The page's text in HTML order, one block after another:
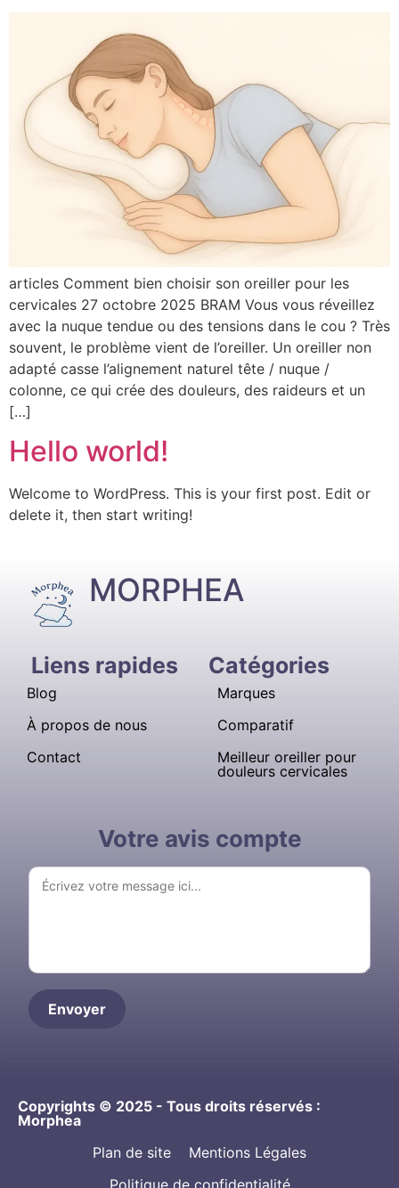
articles Comment bien choisir son oreiller pour les
cervicales 27 octobre 2025 BRAM Vous vous réveillez
avec la nuque tendue ou des tensions dans le cou ? Très
souvent, le problème vient de l’oreiller. Un oreiller non
adapté casse l’alignement naturel tête / nuque /
colonne, ce qui crée des douleurs, des raideurs et un
[…]
Hello world!
Welcome to WordPress. This is your first post. Edit or
delete it, then start writing!
MORPHEA
Liens rapides
Blog
À propos de nous
Contact
Catégories
Marques
Comparatif
Meilleur oreiller pour
douleurs cervicales
Votre avis compte
Copyrights © 2025 - Tous droits réservés :
Morphea
Plan de site
Mentions Légales